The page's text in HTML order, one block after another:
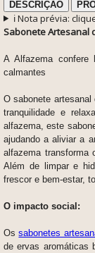
DESCRIÇÃO
ℹ️ Nota prévia:
Sabonete Artesanal
A Alfazema confere
calmantes
O sabonete
tranquilidade e
alfazema, este
ajudando a aliviar a
alfazema transforma
Além de limpar e
frescor e bem-estar,
O impacto social:
Ossabonetes
de ervas aromáticas